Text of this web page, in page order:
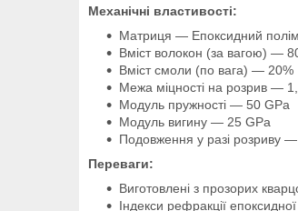
Механічні властивості:
Матриця — Епоксидний
Вміст волокон (за вагою) —
Вміст смоли (по вага) — 20%
Межа міцності на розрив —
Модуль пружності — 50 GPa
Модуль вигину — 25 GPa
Подовження у разі розриву
Переваги:
Виготовлені з прозорих
Індекси рефракції